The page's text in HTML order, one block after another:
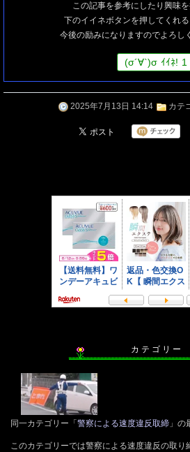
この記事を参考にしたり興味
下のイイネボタンを押してくれる
今後の励みになりますのでよろし
(σ´∀`)σ ｲｲﾈ! 1
2025年7月13日 14:14 カテ
カ テ ゴ リ ー
同一カテゴリー「 警察による速度違反取締 」の
このカテゴリーでは警察による速度違反の取